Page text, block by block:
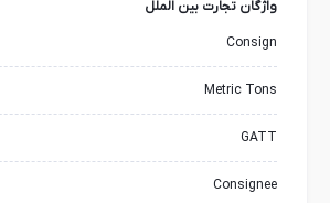
واژگان تجارت بین الملل
Consign
Metric Tons
GATT
Consignee